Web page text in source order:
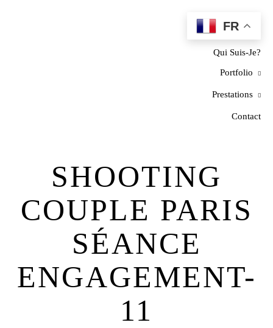
Home
Qui Suis-Je?
Portfolio
Prestations
Contact
SHOOTING
COUPLE PARIS
SÉANCE
ENGAGEMENT-
11
FR